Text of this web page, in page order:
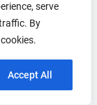
serve
By
Accept All